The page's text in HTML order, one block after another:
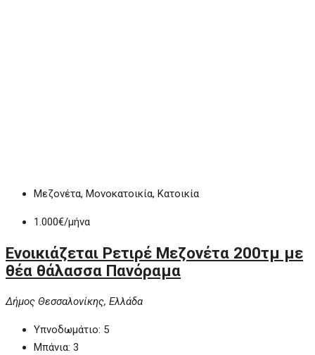
Μεζονέτα, Μονοκατοικία, Κατοικία
1.000€/μήνα
Ενοικιάζεται Ρετιρέ Μεζονέτα 200τμ με
θέα θάλασσα Πανόραμα
Δήμος Θεσσαλονίκης, Ελλάδα
Υπνοδωμάτιο: 5
Μπάνια: 3